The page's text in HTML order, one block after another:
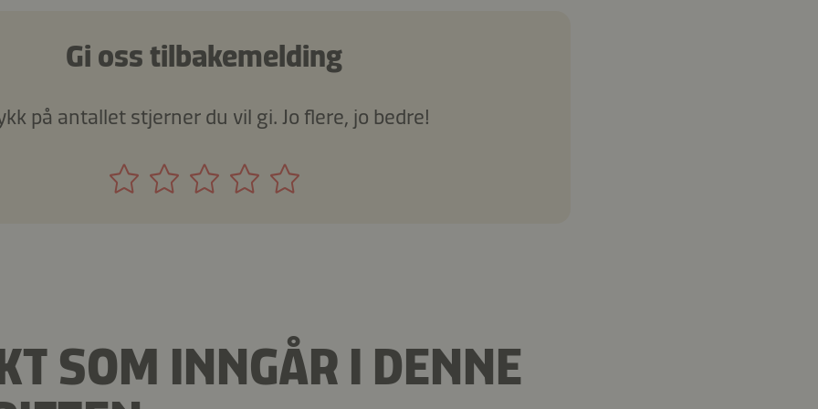
Gi oss tilbakemelding
på antallet stjerner du vil gi. Jo flere, jo bedre!
SOM INNGÅR I DENNE